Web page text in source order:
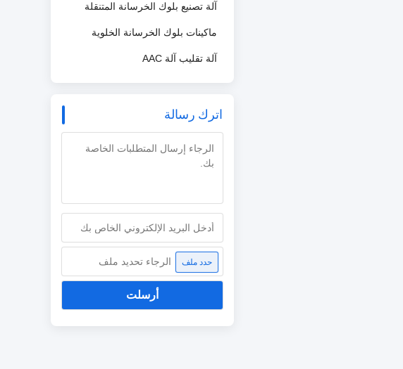
آلة تصنيع بلوك الخرسانة المتنقلة
ماكينات بلوك الخرسانة الخلوية
آلة تقليب آلة AAC
اترك رسالة
حدد ملف الرجاء تحديد ملف
أرسلت